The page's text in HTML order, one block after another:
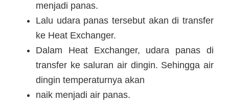
menjadi panas.
Lalu udara panas tersebut akan di transfer
ke Heat Exchanger.
Dalam Heat Exchanger, udara panas di
transfer ke saluran air dingin. Sehingga air
dingin temperaturnya akan
naik menjadi air panas.